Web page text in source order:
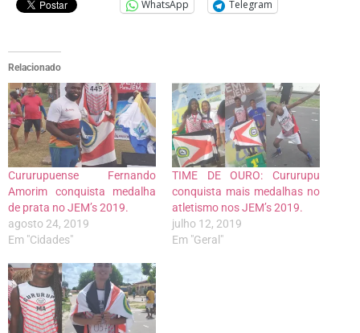
WhatsApp Telegram
Relacionado
Cururupuense Fernando
Amorim conquista medalha
de prata no JEM’s 2019.
agosto 24, 2019
Em "Cidades"
TIME DE OURO: Cururupu
conquista mais medalhas no
atletismo nos JEM’s 2019.
julho 12, 2019
Em "Geral"